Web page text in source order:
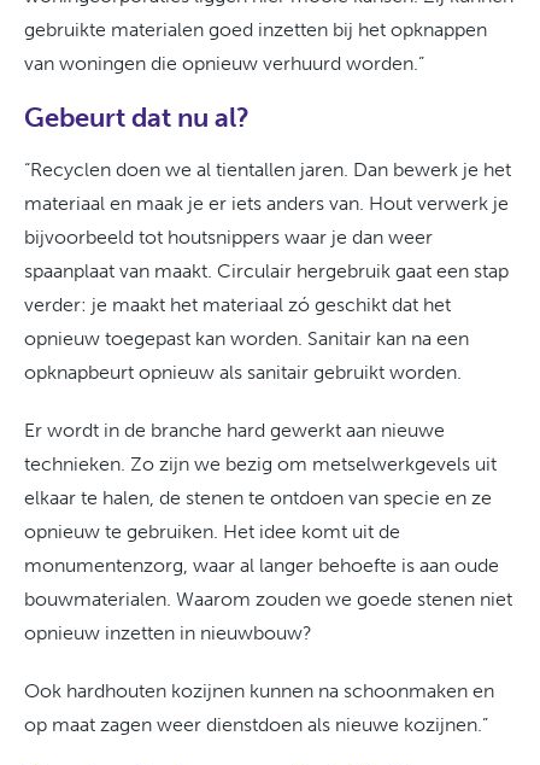
gebruikte materialen goed inzetten bij het opknappen
van woningen die opnieuw verhuurd worden.”
Gebeurt dat nu al?
“Recyclen doen we al tientallen jaren. Dan bewerk je het
materiaal en maak je er iets anders van. Hout verwerk je
bijvoorbeeld tot houtsnippers waar je dan weer
spaanplaat van maakt. Circulair hergebruik gaat een stap
verder: je maakt het materiaal zó geschikt dat het
opnieuw toegepast kan worden. Sanitair kan na een
opknapbeurt opnieuw als sanitair gebruikt worden.
Er wordt in de branche hard gewerkt aan nieuwe
technieken. Zo zijn we bezig om metselwerkgevels uit
elkaar te halen, de stenen te ontdoen van specie en ze
opnieuw te gebruiken. Het idee komt uit de
monumentenzorg, waar al langer behoefte is aan oude
bouwmaterialen. Waarom zouden we goede stenen niet
opnieuw inzetten in nieuwbouw?
Ook hardhouten kozijnen kunnen na schoonmaken en
op maat zagen weer dienstdoen als nieuwe kozijnen.”